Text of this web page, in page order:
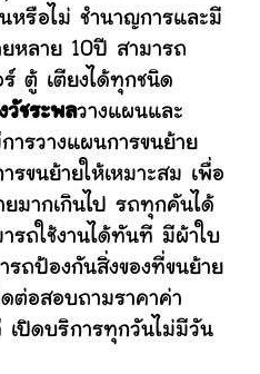
หรือไม่ ชำนาญการและมี
หลาย 10ปี สามารถ
ตู้ เตียงได้ทุกชนิด
วัชระพลวางแผนและ
ารวางแผนการขนย้าย
รขนย้ายให้เหมาะสม เพื่อ
ยมากเกินไป รถทุกคันได้
รถใช้งานได้ทันที มีผ้าใบ
ถป้องกันสิ่งของที่ขนย้าย
ต่อสอบถามราคาค่า
เปิดบริการทุกวันไม่มีวัน